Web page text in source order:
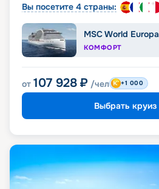
Вы посетите 4 страны:
MSC World Europa
КОМФОРТ
от 107 928 ₽ /чел +1 000
Выбрать круиз